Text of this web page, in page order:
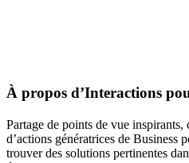
À propos d’Interactions
Partage de points de vue inspirants,
d’actions génératrices de Business
trouver des solutions pertinentes